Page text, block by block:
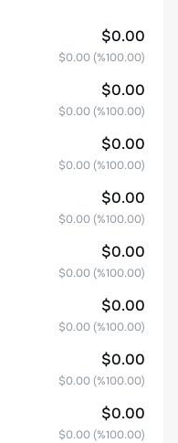
$0.00
$0.00 (%100.00)
$0.00
$0.00 (%100.00)
$0.00
$0.00 (%100.00)
$0.00
$0.00 (%100.00)
$0.00
$0.00 (%100.00)
$0.00
$0.00 (%100.00)
$0.00
$0.00 (%100.00)
$0.00
$0.00 (%100.00)